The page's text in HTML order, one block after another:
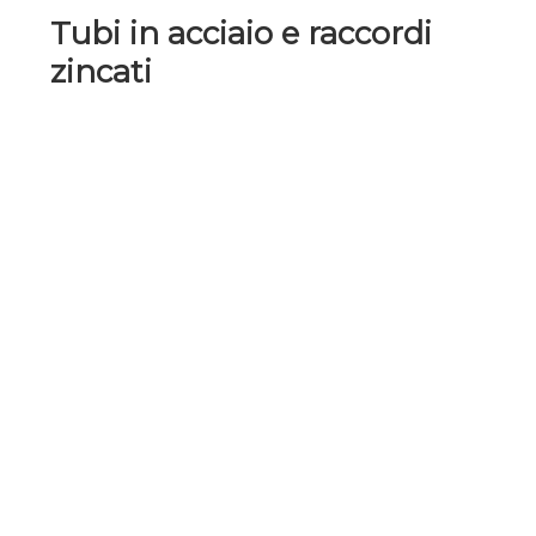
Tubi in acciaio e raccordi
zincati